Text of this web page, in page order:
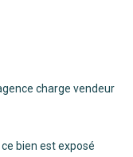
charge vendeur
bien est exposé